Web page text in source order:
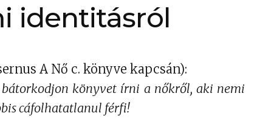
identitásról
A Nő c. könyve kapcsán):
könyvet írni a nőkről, aki nemi
cáfolhatatlanul férfi!